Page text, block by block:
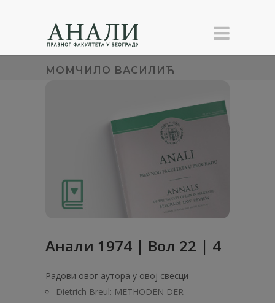
МОМЧИЛО ВАСИЛИЋ
Анaли 1974 | Вол 22 | 4
Радови овог аутора у овој свесци
Dietrich Breul: METHODEN DER